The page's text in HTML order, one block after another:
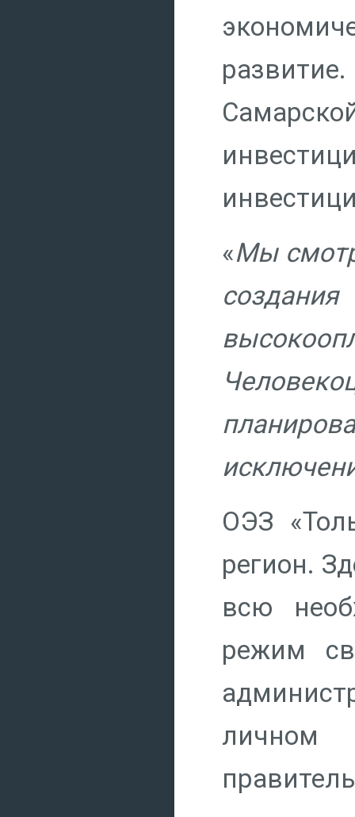
«Мы
ОЭЗ
регион.
всю
режим
личном